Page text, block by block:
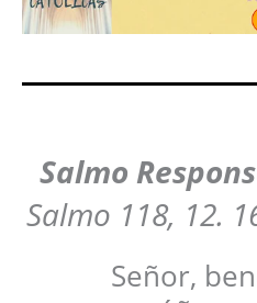
Salmo
Salmo 118, 12.
Señor,